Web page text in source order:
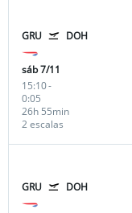
GRU DOH
sáb 7/11
15:10-
0:05
2 escalas
26h 55min
GRU DOH